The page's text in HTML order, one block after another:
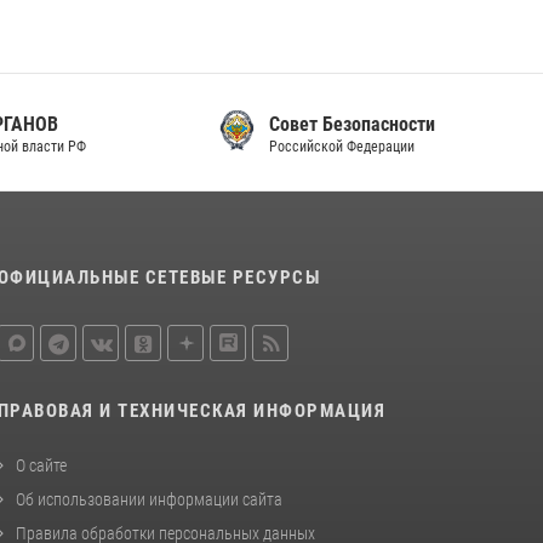
В Челябинске росгвардейцы задержали
злоумышленников, напавших на бригаду
скорой помощи (видео)
14 июля 2026, 12:20 1
Совет Безопасности
Российской Федерации
СЕТЕВЫЕ РЕСУРСЫ
ПРАВОВАЯ И ТЕХНИЧЕСКАЯ ИНФОРМАЦИЯ
О сайте
Об использовании информации сайта
Правила обработки персональных данных